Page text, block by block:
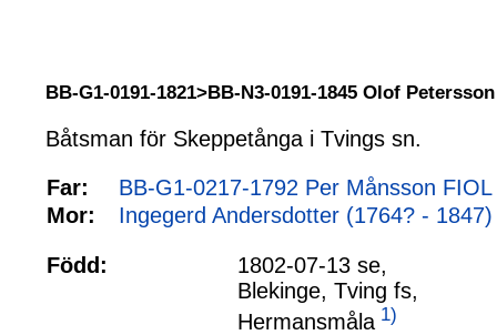
BB-G1-0191-1821>BB-N3-0191-1845 Olof
Båtsman för Skeppetånga i Tvings sn.
Far:
BB-G1-0217-1792 Per Månsson
Mor:
Ingegerd Andersdotter (1764? - 1847)
Född:
1802-07-13 se,
Blekinge, Tving fs,
Hermansmåla 1)